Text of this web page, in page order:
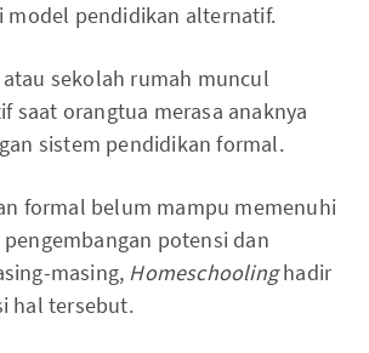
model pendidikan alternatif.
sekolah rumah muncul
saat orangtua merasa anaknya
sistem pendidikan formal.
formal belum mampu memenuhi
potensi dan
masing, Homeschoolinghadir
hal tersebut.